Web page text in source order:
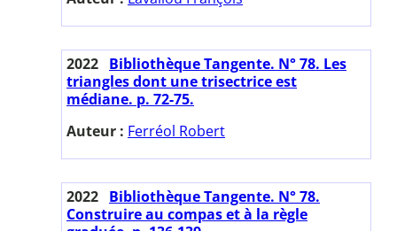
2022 Bibliothèque Tangente. N° 78. Les
triangles dont une trisectrice est
médiane. p. 72-75.
Auteur : Ferréol Robert
2022 Bibliothèque Tangente. N° 78.
Construire au compas et à la règle